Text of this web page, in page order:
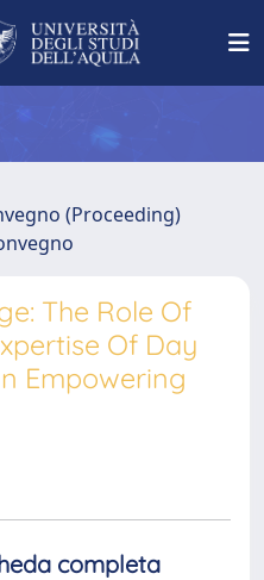
(Proceeding)
The Role Of
Of Day
Empowering
completa